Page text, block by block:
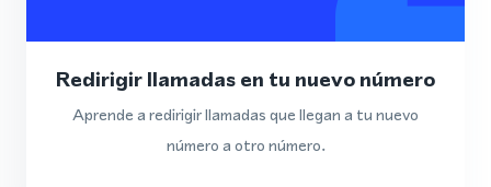
Redirigir llamadas en tu nuevo número
Aprende a redirigir llamadas que llegan a tu nuevo
número a otro número.